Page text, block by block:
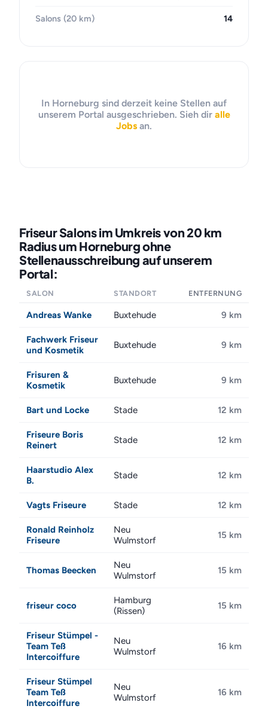
Salons (20 km) 14
In Horneburg sind derzeit keine Stellen auf
unserem Portal ausgeschrieben. Sieh dir alle
Jobs an.
Friseur Salons im Umkreis von 20 km
Radius um Horneburg ohne
Stellenausschreibung auf unserem
Portal:
SALON STANDORT ENTFERNUNG
Andreas Wanke Buxtehude 9 km
Fachwerk Friseur
und Kosmetik
Buxtehude 9 km
Frisuren &
Kosmetik
Buxtehude 9 km
Bart und Locke Stade 12 km
Friseure Boris
Reinert
Stade 12 km
Haarstudio Alex
B.
Stade 12 km
Vagts Friseure Stade 12 km
Ronald Reinholz
Friseure
Neu
Wulmstorf
15 km
Thomas Beecken
Neu
Wulmstorf
15 km
friseur coco
Hamburg
(Rissen)
15 km
Friseur Stümpel -
Team Teß
Intercoiffure
Neu
Wulmstorf
16 km
Friseur Stümpel
Team Teß
Intercoiffure
Neu
Wulmstorf
16 km